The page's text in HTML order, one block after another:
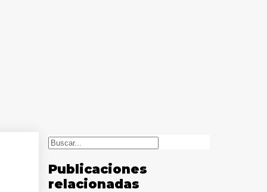
Buscar
Publicaciones
relacionadas